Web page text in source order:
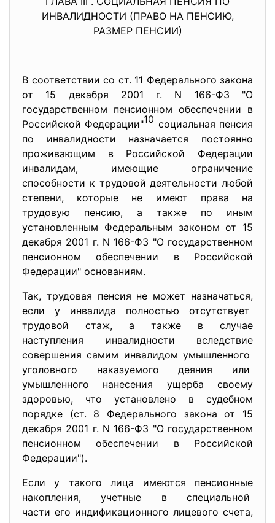
ИНВАЛИДНОСТИ (ПРАВО НА ПЕНСИЮ,
РАЗМЕР ПЕНСИИ)
В соответствии со ст. 11 Федерального закона
от 15 декабря 2001 г. N 166-ФЗ "О
государственном пенсионном обеспечении в
Российской Федерации"10 социальная пенсия
по инвалидности назначается постоянно
проживающим в Российской Федерации
инвалидам, имеющие ограничение
способности к трудовой деятельности любой
степени, которые не имеют права на
трудовую пенсию, а также по иным
установленным Федеральным законом от 15
декабря 2001 г. N 166-ФЗ "О государственном
пенсионном обеспечении в Российской
Федерации" основаниям.
Так, трудовая пенсия не может назначаться,
если у инвалида полностью отсутствует
трудовой стаж, а также в случае
наступления инвалидности вследствие
совершения самим инвалидом умышленного
уголовного наказуемого деяния или
умышленного нанесения ущерба своему
здоровью, что установлено в судебном
порядке (ст. 8 Федерального закона от 15
декабря 2001 г. N 166-ФЗ "О государственном
пенсионном обеспечении в Российской
Федерации").
Если у такого лица имеются пенсионные
накопления, учетные в специальной
части его индификационного лицевого счета,